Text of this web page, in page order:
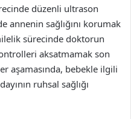
düzenli ultrason
annenin sağlığını korumak
sürecinde doktorun
aksatmamak son
aşamasında, bebekle ilgili
ruhsal sağlığı